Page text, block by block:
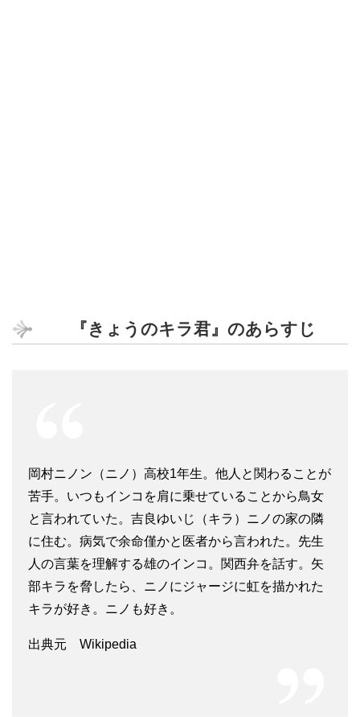
『きょうのキラ君』のあらすじ
岡村ニノン（ニノ）高校1年生。他人と関わることが
苦手。いつもインコを肩に乗せていることから鳥女
と言われていた。吉良ゆいじ（キラ）ニノの家の隣
に住む。病気で余命僅かと医者から言われた。先生
人の言葉を理解する雄のインコ。関西弁を話す。矢
部キラを脅したら、ニノにジャージに虹を描かれた
キラが好き。ニノも好き。
出典元 Wikipedia